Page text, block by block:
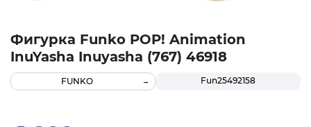
Фигурка Funko POP! Animation
InuYasha Inuyasha (767) 46918
Fun25492158
FUNKO